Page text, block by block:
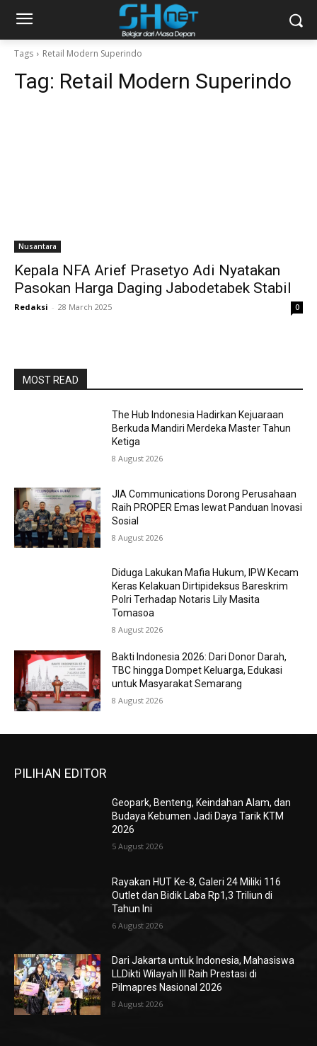
Tags Retail Modern Superindo
Tag: Retail Modern Superindo
Nusantara
Kepala NFA Arief Prasetyo Adi Nyatakan
Pasokan Harga Daging Jabodetabek Stabil
Redaksi - 28 March 2025 0
MOST READ
The Hub Indonesia Hadirkan Kejuaraan
Berkuda Mandiri Merdeka Master Tahun
Ketiga
8 August 2026
JIA Communications Dorong Perusahaan
Raih PROPER Emas lewat Panduan Inovasi
Sosial
8 August 2026
Diduga Lakukan Mafia Hukum, IPW Kecam
Keras Kelakuan Dirtipideksus Bareskrim
Polri Terhadap Notaris Lily Masita
Tomasoa
8 August 2026
Bakti Indonesia 2026: Dari Donor Darah,
TBC hingga Dompet Keluarga, Edukasi
untuk Masyarakat Semarang
8 August 2026
PILIHAN EDITOR
Geopark, Benteng, Keindahan Alam, dan
Budaya Kebumen Jadi Daya Tarik KTM
2026
5 August 2026
Rayakan HUT Ke-8, Galeri 24 Miliki 116
Outlet dan Bidik Laba Rp1,3 Triliun di
Tahun Ini
6 August 2026
Dari Jakarta untuk Indonesia, Mahasiswa
LLDikti Wilayah III Raih Prestasi di
Pilmapres Nasional 2026
8 August 2026